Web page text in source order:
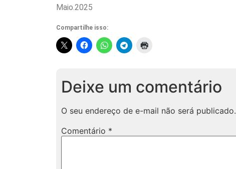
Maio.2025
Compartilhe isso:
Deixe um comentário
O seu endereço de e-mail não será publicado.
Comentário *